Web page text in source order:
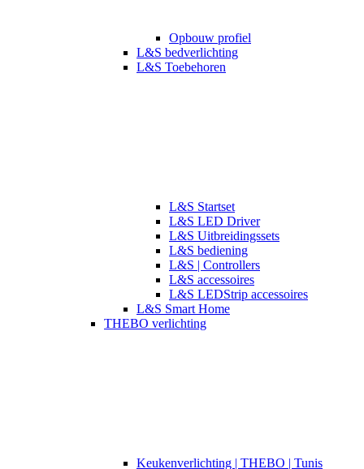
Opbouw profiel
L&S bedverlichting
L&S Toebehoren
L&S Startset
L&S LED Driver
L&S Uitbreidingssets
L&S bediening
L&S | Controllers
L&S accessoires
L&S LEDStrip accessoires
L&S Smart Home
THEBO verlichting
​​Keukenverlichting | THEBO | Tunis